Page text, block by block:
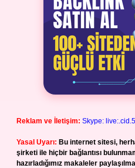
Reklam ve İletişim: Skype:
Yasal Uyarı: Bu internet sitesi,
şirketi ile hiçbir bağlantısı
hazırladığımız makaleler